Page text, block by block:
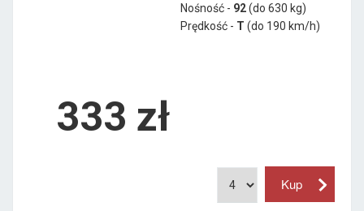
Nośność - 92(do 630 kg)
Prędkość - T (do 190 km/h)
333 zł